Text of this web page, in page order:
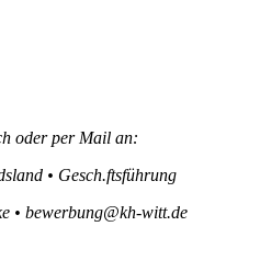
oder per Mail an:
• Gesch.ftsführung
• bewerbung@kh-witt.de